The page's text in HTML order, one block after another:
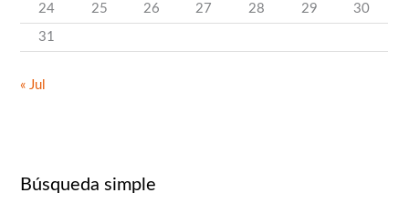
24 25 26 27 28 29 30
31
« Jul
Búsqueda simple